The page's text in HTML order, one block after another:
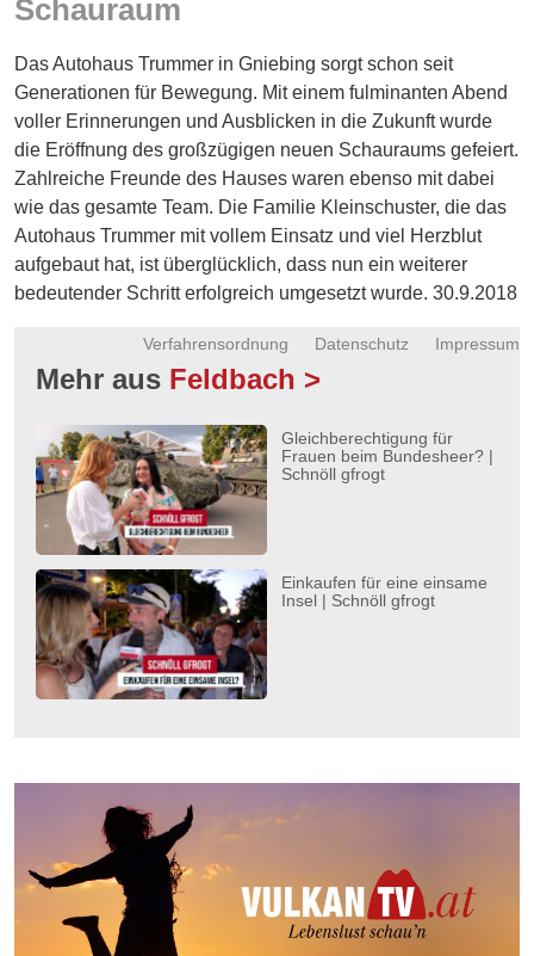
Energie
Schnöll
gfrogt
Zonen
Podcast
Schauraum
Das Autohaus Trummer in Gniebing sorgt schon seit
Generationen für Bewegung. Mit einem fulminanten Abend
voller Erinnerungen und Ausblicken in die Zukunft wurde
die Eröffnung des großzügigen neuen Schauraums gefeiert.
Zahlreiche Freunde des Hauses waren ebenso mit dabei
wie das gesamte Team. Die Familie Kleinschuster, die das
Autohaus Trummer mit vollem Einsatz und viel Herzblut
aufgebaut hat, ist überglücklich, dass nun ein weiterer
bedeutender Schritt erfolgreich umgesetzt wurde. 30.9.2018
Impressum
Datenschutz
Verfahrensordnung
Mehr aus Feldbach >
Gleichberechtigung für
Frauen beim Bundesheer? |
Schnöll gfrogt
Einkaufen für eine einsame
Insel | Schnöll gfrogt